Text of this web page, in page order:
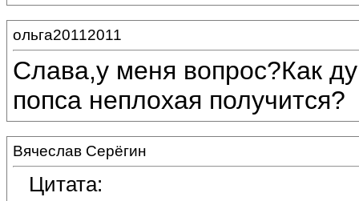
ольга20112011
Слава,у меня вопрос?Как
попса неплохая получится?
Вячеслав Серёгин
Цитата: